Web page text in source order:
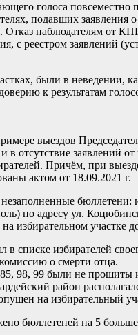
голоса
подавших
наблюдателям от
с реестром заявлений
были в
к результатам
выездов
отсутствие заявлений
Причём, при
актом от 18.09.2021 г.
по адресу ул.
избирательном участке
избирателей
о смерти отца.
98, 99 были не
район
на избирательный
бюллетеней на 5